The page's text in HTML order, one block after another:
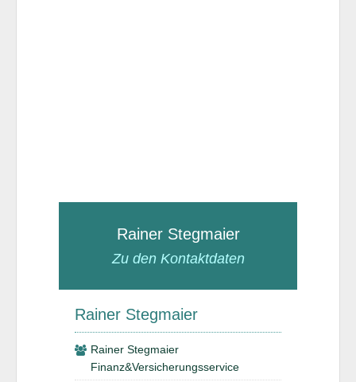
Rainer Stegmaier
Zu den Kontaktdaten
Rainer Stegmaier
Rainer Stegmaier
Finanz&Versicherungsservice